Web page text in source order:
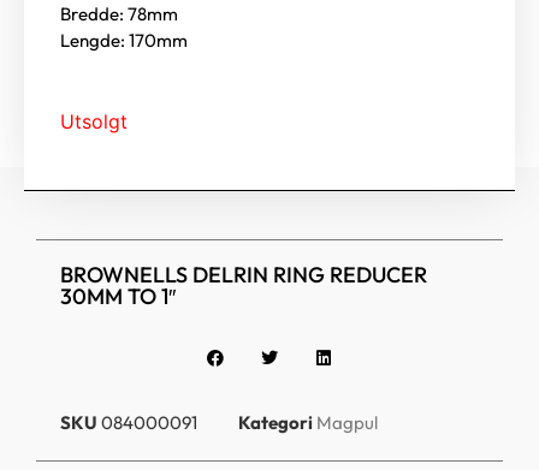
Bredde: 78mm
Lengde: 170mm
Utsolgt
BROWNELLS DELRIN RING REDUCER
30MM TO 1″
SKU 084000091 Kategori Magpul